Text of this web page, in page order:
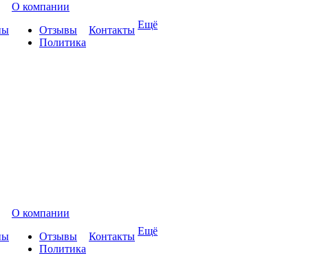
О компании
Отзывы
Политика
Контакты Ещё
О компании
Отзывы
Политика
Контакты Ещё